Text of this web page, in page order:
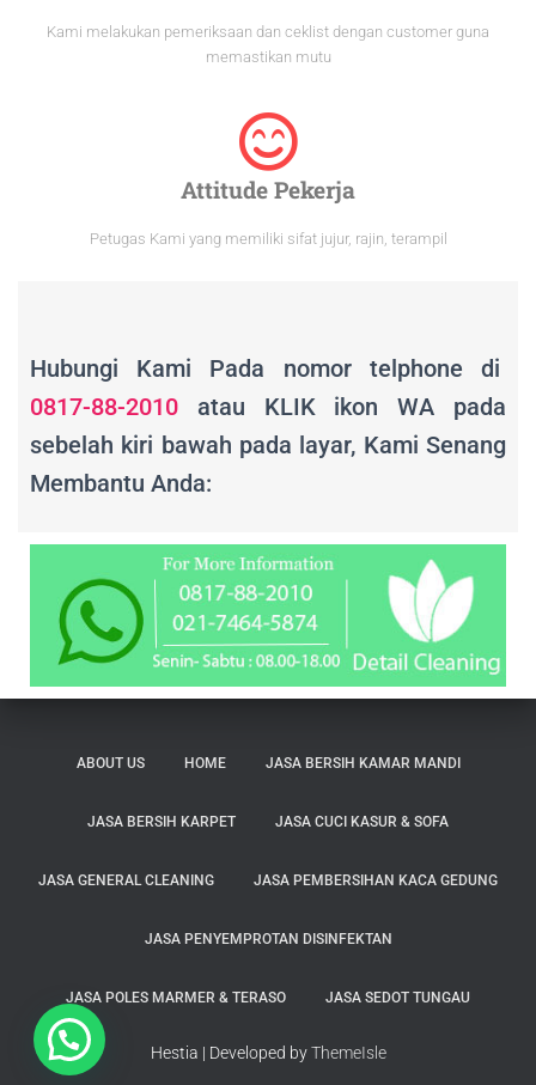
Kami melakukan pemeriksaan dan ceklist dengan customer guna
memastikan mutu
Attitude Pekerja
Petugas Kami yang memiliki sifat jujur, rajin, terampil
Hubungi Kami Pada nomor telphone di
0817-88-2010 atau KLIK ikon WA pada
sebelah kiri bawah pada layar, Kami Senang
Membantu Anda:
ABOUT US HOME JASA BERSIH KAMAR MANDI
JASA BERSIH KARPET JASA CUCI KASUR & SOFA
JASA GENERAL CLEANING JASA PEMBERSIHAN KACA GEDUNG
JASA PENYEMPROTAN DISINFEKTAN
JASA POLES MARMER & TERASO JASA SEDOT TUNGAU
Hestia | Developed byThemeIsle